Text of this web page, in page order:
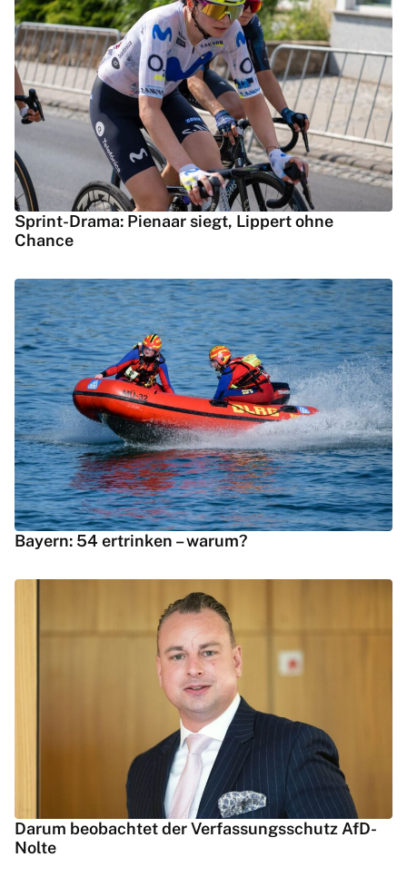
Sprint-Drama: Pienaar siegt, Lippert ohne
Chance
Bayern: 54 ertrinken – warum?
Darum beobachtet der Verfassungsschutz AfD-
Nolte